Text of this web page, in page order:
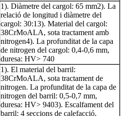
1). Diàmetre del cargol: 65 mm2). La
relació de longitud i diàmetre del
cargol: 30:13). Material del cargol:
38CrMoALA, sota tractament amb
nitrogen4). La profunditat de la capa
de nitrogen del cargol: 0,4-0,6 mm,
duresa: HV> 740
1). El material del barril:
38CrMoALA, sota tractament de
nitrogen. La profunditat de la capa de
nitrogen del barril: 0,5-0,7 mm,
duresa: HV> 9403). Escalfament del
barril: 4 seccions de calefacció,